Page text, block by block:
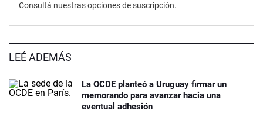
Consultá nuestras opciones de suscripción.
LEÉ ADEMÁS
La OCDE planteó a Uruguay firmar un
memorando para avanzar hacia una
eventual adhesión